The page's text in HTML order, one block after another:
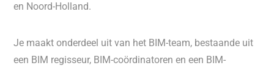
en Noord-Holland.
Je maakt onderdeel uit van het BIM-team, bestaande uit
een BIM regisseur, BIM-coördinatoren en een BIM-